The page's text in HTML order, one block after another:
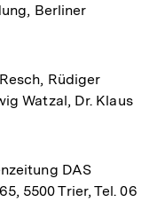
Berliner
Rüdiger
Watzal, Dr. Klaus
DAS
5500 Trier, Tel. 06